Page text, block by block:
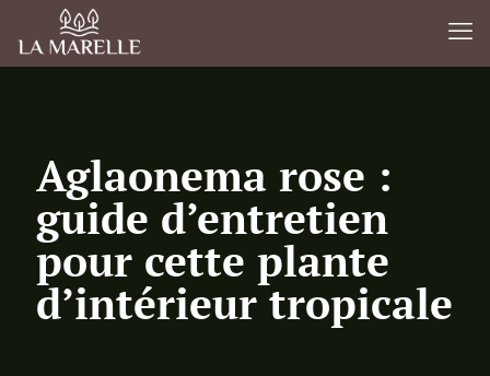
Aglaonema rose :
guide d’entretien
pour cette plante
d’intérieur tropicale